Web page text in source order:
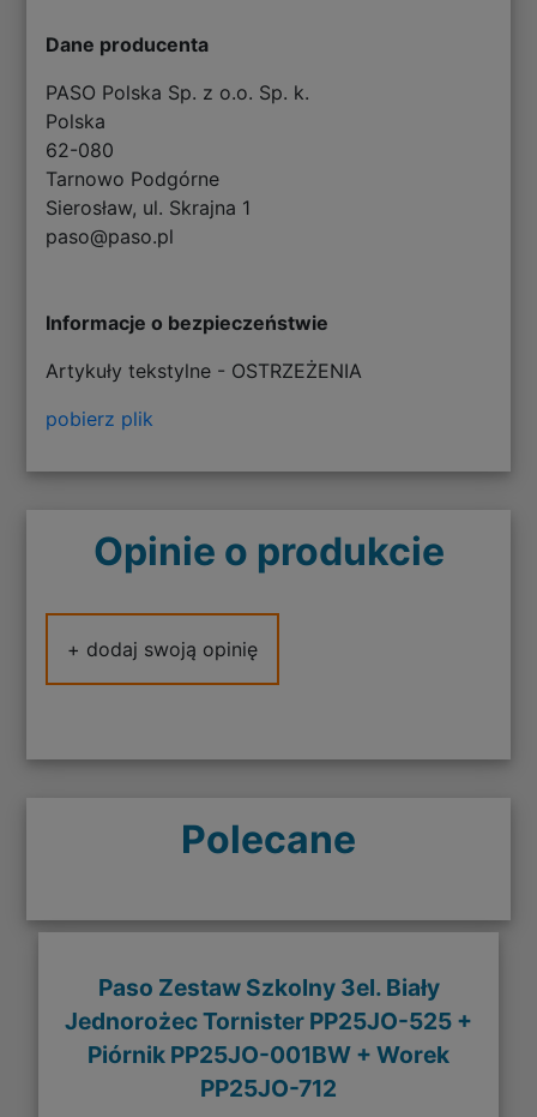
Dane producenta
PASO Polska Sp. z o.o. Sp. k.
Polska
62-080
Tarnowo Podgórne
Sierosław, ul. Skrajna 1
paso@paso.pl
Informacje o bezpieczeństwie
Artykuły tekstylne - OSTRZEŻENIA
pobierz plik
Opinie o produkcie
+ dodaj swoją opinię
Polecane
Paso Zestaw Szkolny 3el. Biały
Jednorożec Tornister PP25JO-525 +
Piórnik PP25JO-001BW + Worek
PP25JO-712